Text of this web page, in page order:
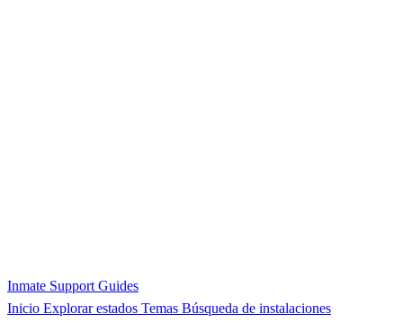
Inmate Support Guides
Inicio Explorar estados Temas Búsqueda de instalaciones